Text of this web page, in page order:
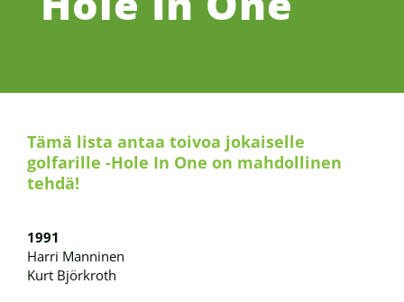
Tämä lista antaa toivoa jokaiselle
golfarille -Hole In One on mahdollinen
tehdä!
1991
Harri Manninen
Kurt Björkroth